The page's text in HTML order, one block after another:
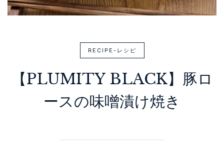
RECIPE-レシピ
【PLUMITY BLACK】豚ロ
ースの味噌漬け焼き